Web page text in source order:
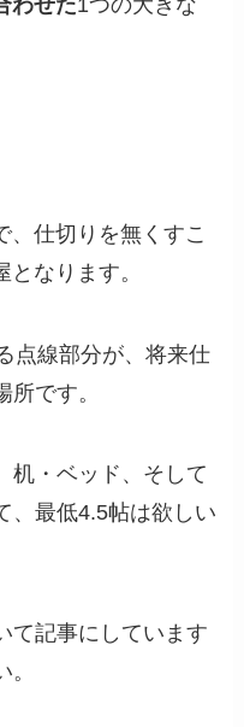
わせた1つの大きな
、仕切りを無くすこ
なります。
点線部分が、将来仕
です。
机・ベッド、そして
、最低4.5帖は欲しい
て記事にしています